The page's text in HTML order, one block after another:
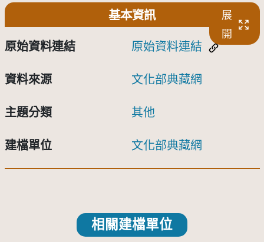
基本資訊
展
開
原始資料連結 原始資料連結
資料來源 文化部典藏網
主題分類 其他
建檔單位 文化部典藏網
相關建檔單位